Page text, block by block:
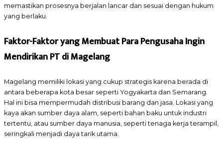
memastikan prosesnya berjalan lancar dan sesuai dengan hukum
yang berlaku.
Faktor-Faktor yang Membuat Para Pengusaha Ingin
Mendirikan PT di Magelang
Magelang memiliki lokasi yang cukup strategis karena berada di
antara beberapa kota besar seperti Yogyakarta dan Semarang.
Hal ini bisa mempermudah distribusi barang dan jasa. Lokasi yang
kaya akan sumber daya alam, seperti bahan baku untuk industri
tertentu, atau sumber daya manusia, seperti tenaga kerja terampil,
seringkali menjadi daya tarik utama.